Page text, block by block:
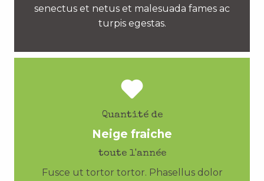
senectus et netus et malesuada fames ac
turpis egestas.
Quantité de
Neige fraiche
toute l'année
Fusce ut tortor tortor. Phasellus dolor